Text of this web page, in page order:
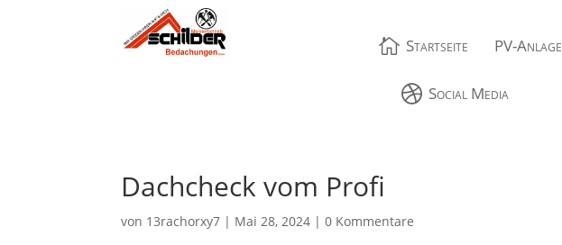
 Startseite PV-Anlage
 Social Media
Dachcheck vom Profi
von 13rachorxy7 | Mai 28, 2024 |0 Kommentare